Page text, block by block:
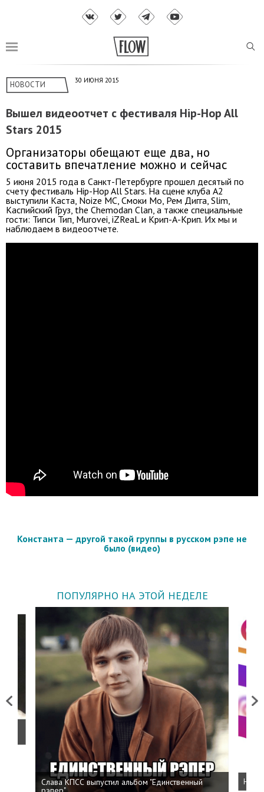
НОВОСТИ 30 ИЮНЯ 2015
Вышел видеоотчет с фестиваля Hip-Hop All
Stars 2015
Организаторы обещают еще два, но
составить впечатление можно и сейчас
5 июня 2015 года в Санкт-Петербурге прошел десятый по
счету фестиваль Hip-Hop All Stars. На сцене клуба А2
выступили Каста, Noize MC, Смоки Мо, Рем Дигга, Slim,
Каспийский Груз, the Chemodan Clan, а также специальные
гости: Типси Тип, Murovei, iZReaL и Крип-А-Крип. Их мы и
наблюдаем в видеоотчете.
Константа — другой такой группы в русском рэпе не
было (видео)
ПОПУЛЯРНО НА ЭТОЙ НЕДЕЛЕ
Previous
Слава КПСС выпустил альбом "Единственный
Next